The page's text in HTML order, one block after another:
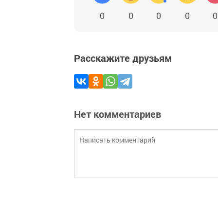
0 0 0 0 0
Расскажите друзьям
Нет комментариев